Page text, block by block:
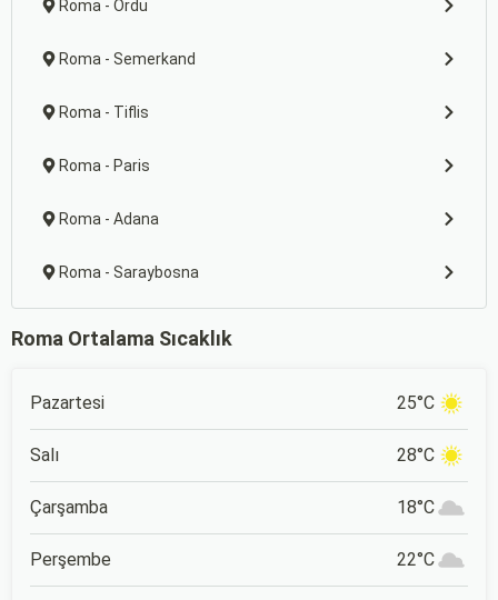
Roma - Ordu
Roma - Semerkand
Roma - Tiflis
Roma - Paris
Roma - Adana
Roma - Saraybosna
Roma Ortalama Sıcaklık
Pazartesi 25°C
Salı 28°C
Çarşamba 18°C
Perşembe 22°C